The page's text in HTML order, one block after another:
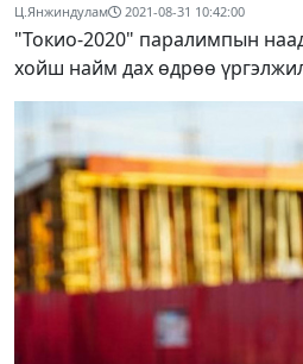
Ц.Янжиндулам 2021-08-31 10:42:00
"Токио-2020" паралимпын
хойш найм дах өдрөө